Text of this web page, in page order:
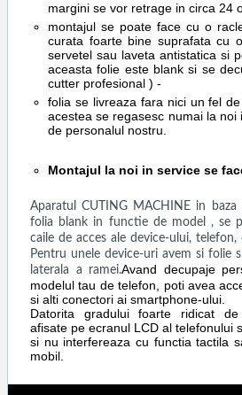
margini se vor retrage in circa 24
montajul se poate face cu o
curata foarte bine suprafata cu
servetel sau laveta antistatica si
aceasta folie este blank si se
cutter profesional ) -
folia se livreaza fara nici un fel
acestea se regasesc numai la noi
de personalul nostru.
Montajul la noi in service se
Aparatul CUTING MACHINE in baza
folia blank in functie de model , se
caile de acces ale device-ului,
Pentru unele device-uri avem si folie
laterala a ramei.Avand decupaje
modelul tau de telefon, poti avea
si alti conectori ai smartphone-ului.
Datorita gradului foarte ridicat de
afisate pe ecranul LCD al telefonului
si nu interfereaza cu functia tactila
mobil.